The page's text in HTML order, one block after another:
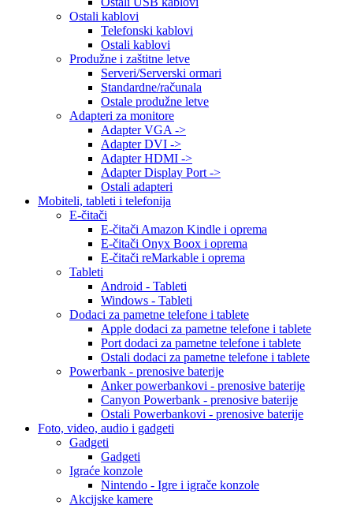
Ostali kablovi
Telefonski kablovi
Ostali kablovi
Produžne i zaštitne letve
Serveri/Serverski ormari
Standardne/računala
Ostale produžne letve
Adapteri za monitore
Adapter VGA ->
Adapter DVI ->
Adapter HDMI ->
Adapter Display Port ->
Ostali adapteri
Mobiteli, tableti i telefonija
E-čitači
E-čitači Amazon Kindle i oprema
E-čitači Onyx Boox i oprema
E-čitači reMarkable i oprema
Tableti
Android - Tableti
Windows - Tableti
Dodaci za pametne telefone i tablete
Apple dodaci za pametne telefone i tablete
Port dodaci za pametne telefone i tablete
Ostali dodaci za pametne telefone i tablete
Powerbank - prenosive baterije
Anker powerbankovi - prenosive baterije
Canyon Powerbank - prenosive baterije
Ostali Powerbankovi - prenosive baterije
Foto, video, audio i gadgeti
Gadgeti
Gadgeti
Igraće konzole
Nintendo - Igre i igrače konzole
Akcijske kamere